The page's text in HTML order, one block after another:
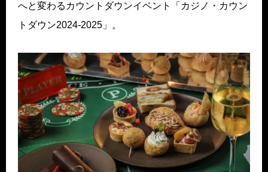
へと変わるカウントダウンイベント「カジノ・カウン
トダウン2024-2025」。